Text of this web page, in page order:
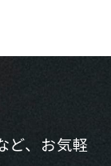
ど、お気軽